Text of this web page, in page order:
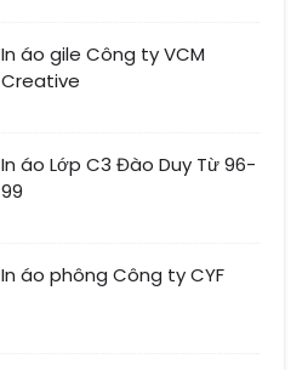
In áo gile Công ty VCM
Creative
In áo Lớp C3 Đào Duy Từ 96-
99
In áo phông Công ty CYF